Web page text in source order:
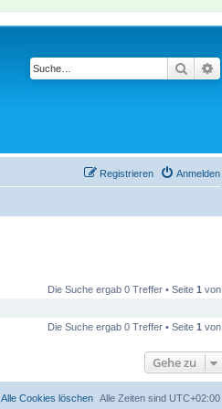
Suche
Anmelden
Registrieren
Die Suche ergab 0 Treffer • Seite 1 von
Die Suche ergab 0 Treffer • Seite 1 von
Gehe zu
Alle Zeiten sind UTC+02:00
Alle Cookies löschen